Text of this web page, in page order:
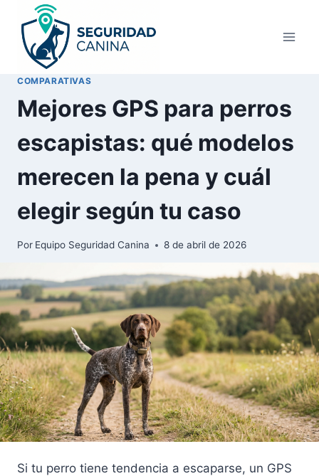
contenido
COMPARATIVAS
Mejores GPS para perros
escapistas: qué modelos
merecen la pena y cuál
elegir según tu caso
Por Equipo Seguridad Canina 8 de abril de 2026
Si tu perro tiene tendencia a escaparse, un GPS